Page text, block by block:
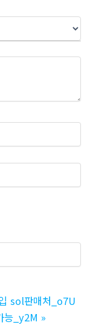
sol판매처_o7U
능_y2M »